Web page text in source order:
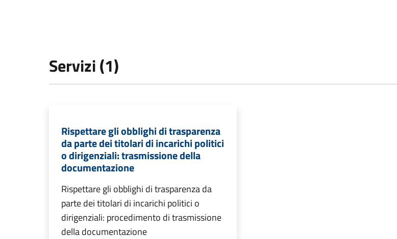
Servizi (1)
Rispettare gli obblighi di trasparenza
da parte dei titolari di incarichi politici
o dirigenziali: trasmissione della
documentazione
Rispettare gli obblighi di trasparenza da
parte dei titolari di incarichi politici o
dirigenziali: procedimento di trasmissione
della documentazione